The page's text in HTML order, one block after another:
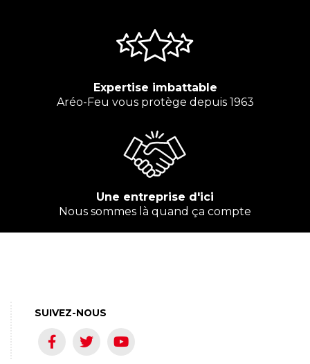
Expertise imbattable
Aréo-Feu vous protège depuis 1963
Une entreprise d'ici
Nous sommes là quand ça compte
SUIVEZ-NOUS